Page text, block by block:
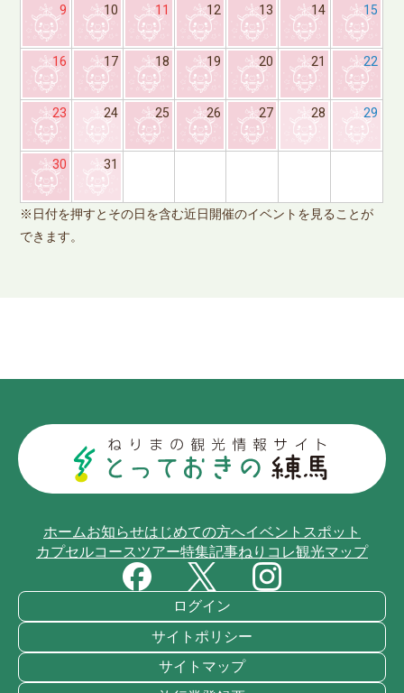
9 10 11 12 13 14 15
16 17 18 19 20 21 22
23 24 25 26 27 28 29
30 31
※日付を押すとその日を含む近日開催のイベントを見ることが
できます。
ホームお知らせはじめての方へイベントスポット
カプセルコースツアー特集記事ねりコレ観光マップ
ログイン
サイトポリシー
サイトマップ